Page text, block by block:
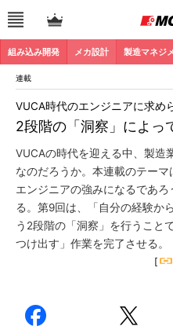
組み込み開発 メカ設計 製造マネジ
連載
2段階の「洞察」によっ
VUCA時代のエンジニアに求め
VUCAの時代を迎える中、製造
なのだろうか。本連載のテー
エンジニアの強みになるであ
る。第9回は、「自分の経験か
う2段階の「洞察」を行うこと
つけ出す」作業を完了させる。
[